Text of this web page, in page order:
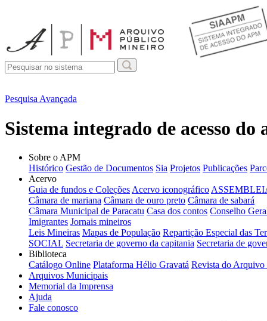
Pesquisa Avançada
Sistema integrado de acesso do
Sobre o APM
Histórico Gestão de Documentos Sia Projetos Publicações
Acervo
Guia de fundos e Coleções Acervo iconográfico
Câmara de mariana Câmara de ouro preto Câmara de sabará
Câmara Municipal de Paracatu Casa dos contos Conselho
Imigrantes Jornais mineiros
Leis Mineiras Mapas de População Repartição Especial das
SOCIAL Secretaria de governo da capitania Secretaria de
Biblioteca
Catálogo Online Plataforma Hélio Gravatá Revista do
Arquivos Municipais
Memorial da Imprensa
Ajuda
Fale conosco